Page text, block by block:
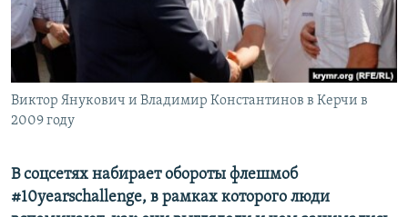
ELIFBE
УКРАИНСКАЯ ПРОБЛЕМА КРЫМА
Все сайты RFE/RL
Виктор Янукович и Владимир Константинов в Керчи в
2009 году
В соцсетях набирает обороты флешмоб
#10yearschallenge, в рамках которого люди